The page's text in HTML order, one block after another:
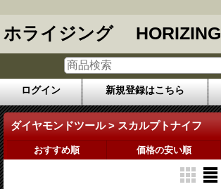
ホライジング HORIZING
ログイン 新規登録はこちら
ダイヤモンドツール > スカルプトナイフ
おすすめ順 価格の安い順